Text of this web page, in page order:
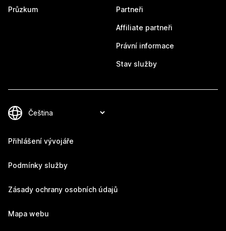
Průzkum Partneři
Affiliate partneři
Právní informace
Stav služby
Přihlášení vývojáře
Podmínky služby
Zásady ochrany osobních údajů
Mapa webu